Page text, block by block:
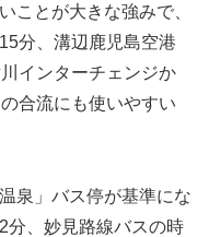
ことが大きな強みで、
分、溝辺鹿児島空港
インターチェンジか
合流にも使いやすい
泉」バス停が基準にな
分、妙見路線バスの時